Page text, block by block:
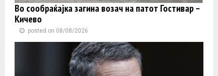
Во сообраќајка загина возач на патот Гостивар –
Кичево
posted on 08/08/2026